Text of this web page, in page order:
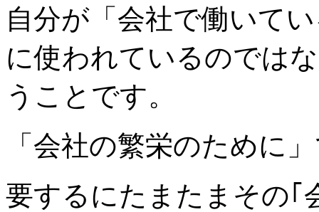
自分が「会社で働いて
に使われているのでは
うことです。
「会社の繁栄のために
要するにたまたまその｢